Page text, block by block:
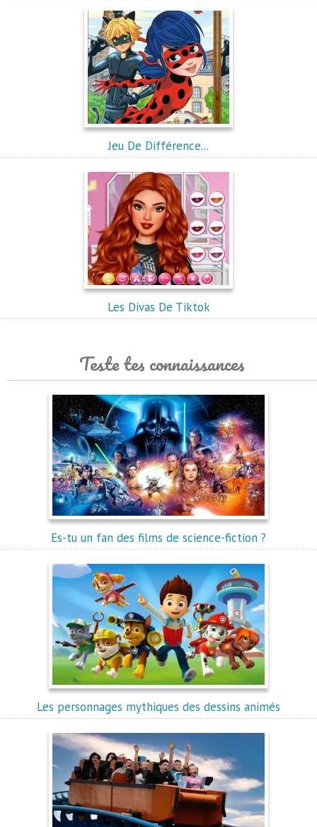
Jeu De Différence...
Les Divas De Tiktok
Teste tes connaissances
Es-tu un fan des films de science-fiction ?
Les personnages mythiques des dessins animés